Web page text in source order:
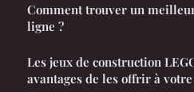
Comment trouver un
ligne ?
Les jeux de construction
avantages de les offrir à